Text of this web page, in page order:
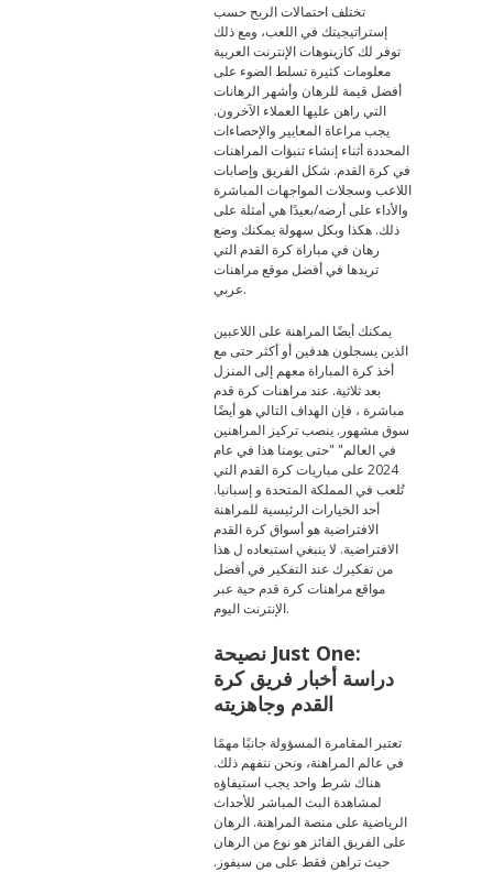
تختلف احتمالات الربح حسب
إستراتيجيتك في اللعب، ومع ذلك
توفر لك كازينوهات الإنترنت العربية
معلومات كثيرة تسلط الضوء على
أفضل قيمة للرهان وأشهر الرهانات
التي راهن عليها العملاء الآخرون.
يجب مراعاة المعايير والإحصاءات
المحددة أثناء إنشاء تنبؤات المراهنات
في كرة القدم. شكل الفريق وإصابات
اللاعب وسجلات المواجهات المباشرة
والأداء على أرضه/بعيدًا هي أمثلة على
ذلك. هكذا وبكل سهولة يمكنك وضع
رهان في مباراة كرة القدم التي
تريدها في أفضل موقع مراهنات
عربي.
يمكنك أيضًا المراهنة على اللاعبين
الذين يسجلون هدفين أو أكثر حتى مع
أخذ كرة المباراة معهم إلى المنزل
بعد ثلاثية. عند مراهنات كرة قدم
مباشرة ، فإن الهداف التالي هو أيضًا
سوق مشهور. ينصب تركيز المراهنين
في العالم" "حتى يومنا هذا في عام
2024 على مباريات كرة القدم التي
تُلعب في المملكة المتحدة و إسبانيا.
أحد الخيارات الرئيسية للمراهنة
الافتراضية هو أسواق كرة القدم
الافتراضية. لا ينبغي استبعاده ل هذا
من تفكيرك عند التفكير في أفضل
مواقع مراهنات كرة قدم حية عبر
الإنترنت اليوم.
نصيحة Just One:
دراسة أخبار فريق كرة
القدم وجاهزيته
تعتبر المقامرة المسؤولة جانبًا مهمًا
في عالم المراهنة، ونحن نتفهم ذلك.
هناك شرط واحد يجب استيفاؤه
لمشاهدة البث المباشر للأحداث
الرياضية على منصة المراهنة. الرهان
على الفريق الفائز هو نوع من الرهان
حيث تراهن فقط على من سيفوز.